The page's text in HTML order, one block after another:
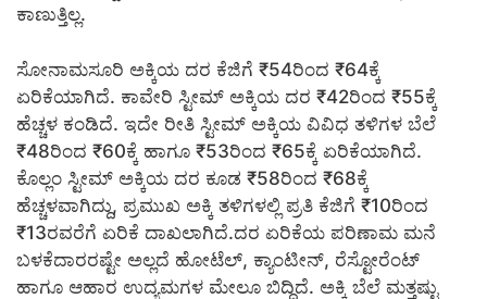
ಕಾಣುತ್ತಿಲ್ಲ.
ಸೋನಾಮಸೂರಿ ಅಕ್ಕಿಯ ದರ ಕೆಜಿಗೆ ₹54ರಿಂದ ₹64ಕ್ಕೆ
ಏರಿಕೆಯಾಗಿದೆ. ಕಾವೇರಿ ಸ್ಟೀಮ್ ಅಕ್ಕಿಯ ದರ ₹42ರಿಂದ ₹55ಕ್ಕೆ
ಹೆಚ್ಚಳ ಕಂಡಿದೆ. ಇದೇ ರೀತಿ ಸ್ಟೀಮ್ ಅಕ್ಕಿಯ ವಿವಿಧ ತಳಿಗಳ ಬೆಲೆ
₹48ರಿಂದ ₹60ಕ್ಕೆ ಹಾಗೂ ₹53ರಿಂದ ₹65ಕ್ಕೆ ಏರಿಕೆಯಾಗಿದೆ.
ಕೊಲ್ಲಂ ಸ್ಟೀಮ್ ಅಕ್ಕಿಯ ದರ ಕೂಡ ₹58ರಿಂದ ₹68ಕ್ಕೆ
ಹೆಚ್ಚಳವಾಗಿದ್ದು, ಪ್ರಮುಖ ಅಕ್ಕಿ ತಳಿಗಳಲ್ಲಿ ಪ್ರತಿ ಕೆಜಿಗೆ ₹10ರಿಂದ
₹13ರವರೆಗೆ ಏರಿಕೆ ದಾಖಲಾಗಿದೆ.ದರ ಏರಿಕೆಯ ಪರಿಣಾಮ ಮನೆ
ಬಳಕೆದಾರರಷ್ಟೇ ಅಲ್ಲದೆ ಹೋಟೆಲ್‌, ಕ್ಯಾಂಟೀನ್‌, ರೆಸ್ಟೋರೆಂಟ್‌
ಹಾಗೂ ಆಹಾರ ಉದ್ಯಮಗಳ ಮೇಲೂ ಬಿದ್ದಿದೆ. ಅಕ್ಕಿ ಬೆಲೆ ಮತ್ತಷ್ಟು